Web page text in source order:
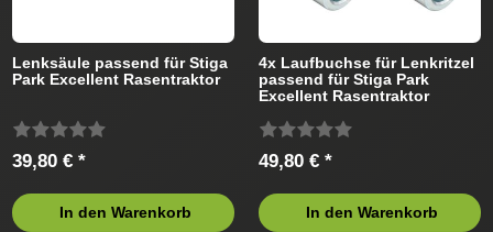
Lenksäule passend für Stiga
Park Excellent Rasentraktor
39,80 € *
In den Warenkorb
4x Laufbuchse für Lenkritzel
passend für Stiga Park
Excellent Rasentraktor
49,80 € *
In den Warenkorb